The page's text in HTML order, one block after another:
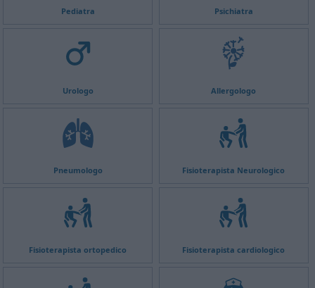
Pediatra Psichiatra
Urologo Allergologo
Pneumologo Fisioterapista Neurologico
Fisioterapista ortopedico Fisioterapista cardiologico